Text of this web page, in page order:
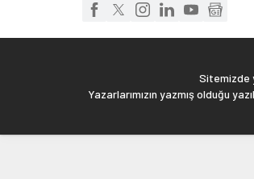
Sitemizde
Yazarlarımızın yazmış olduğu